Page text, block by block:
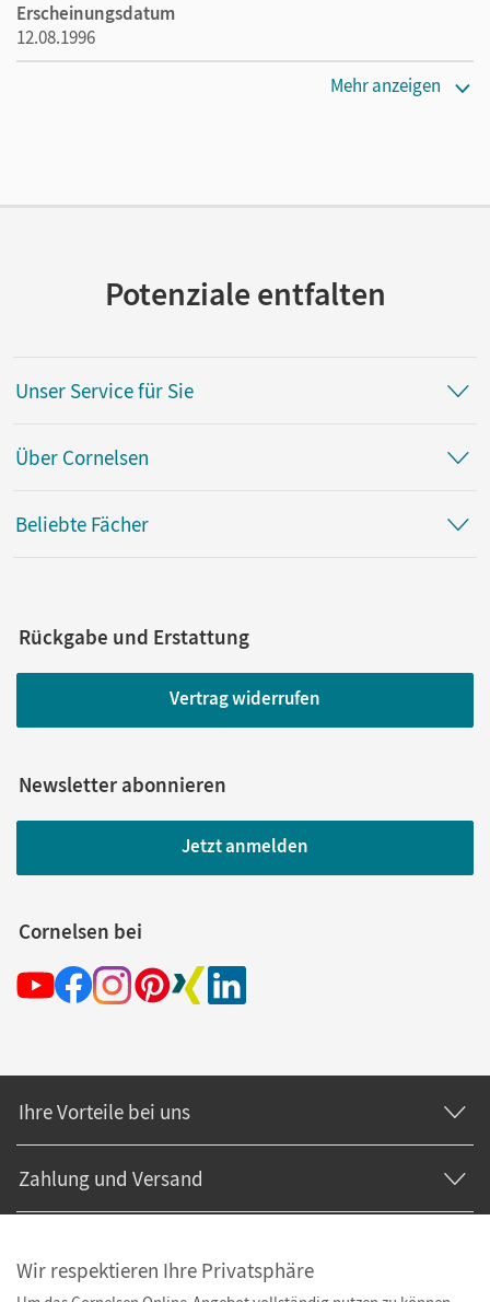
Erscheinungsdatum
12.08.1996
Mehr anzeigen
Potenziale entfalten
Unser Service für Sie
Über Cornelsen
Beliebte Fächer
Rückgabe und Erstattung
Vertrag widerrufen
Newsletter abonnieren
Jetzt anmelden
Cornelsen bei
Ihre Vorteile bei uns
Zahlung und Versand
Wir respektieren Ihre Privatsphäre